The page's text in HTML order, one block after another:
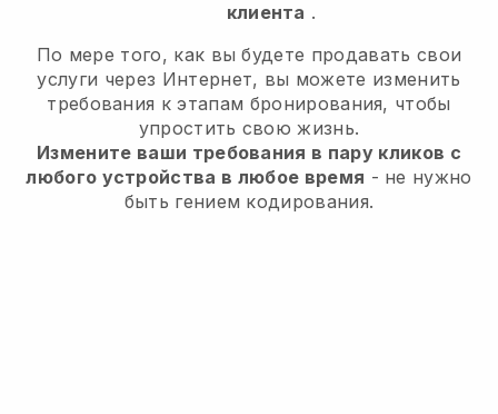
клиента .
По мере того, как вы будете продавать свои
услуги через Интернет, вы можете изменить
требования к этапам бронирования, чтобы
упростить свою жизнь.
Измените ваши требования в пару кликов с
любого устройства в любое время - не нужно
быть гением кодирования.